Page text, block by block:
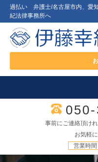
過払い 弁護士/名古屋市内、愛
紀法律事務所へ
事前にご連絡頂け
お気軽
営業時間